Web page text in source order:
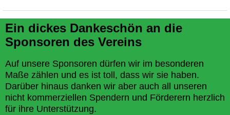
Ein dickes Dankeschön an die
Sponsoren des Vereins
Auf unsere Sponsoren dürfen wir im besonderen
Maße zählen und es ist toll, dass wir sie haben.
Darüber hinaus danken wir aber auch all unseren
nicht kommerziellen Spendern und Förderern herzlich
für ihre Unterstützung.